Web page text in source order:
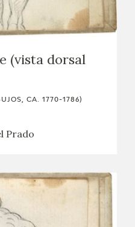
(vista dorsal
CA. 1770-1786)
Prado